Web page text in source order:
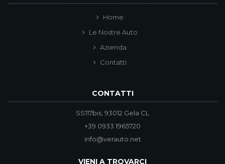
Home
Le Nostre Auto
Azienda
Contatti
CONTATTI
SS117bis, 93012 Gela CL
+39 0933 1965720
info@verauto.net
VIENI A TROVARCI